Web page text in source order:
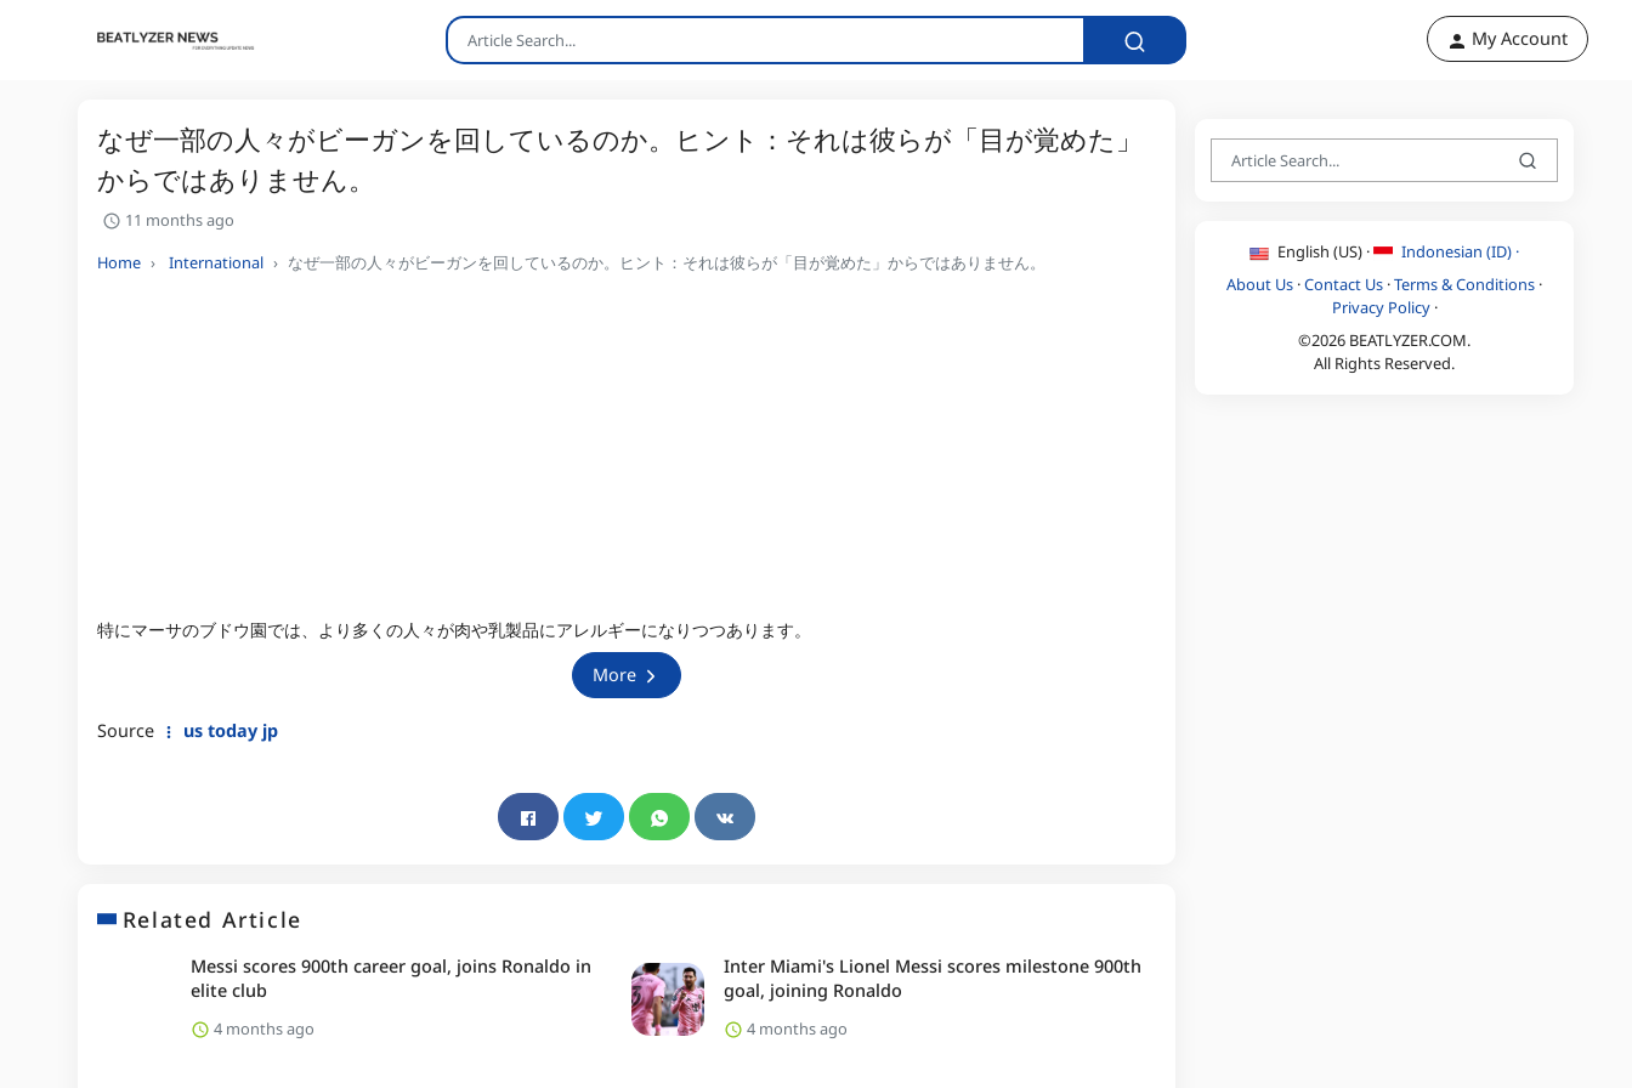
My Account
なぜ一部の人々がビーガンを回しているのか。ヒント：それは彼らが「目が覚めた」
からではありません。
11 months ago
Home
International なぜ一部の人々がビーガンを回しているのか。ヒント：それは彼らが「目が覚めた」からではありません。
特にマーサのブドウ園では、より多くの人々が肉や乳製品にアレルギーになりつつあります。
More
Source us today jp
Related Article
Messi scores 900th career goal, joins Ronaldo in
elite club
4 months ago
Inter Miami's Lionel Messi scores milestone 900th
goal, joining Ronaldo
4 months ago
English (US) ·
Indonesian (ID) ·
About Us ·Contact Us ·Terms & Conditions ·
Privacy Policy·
©2026 BEATLYZER.COM.
All Rights Reserved.